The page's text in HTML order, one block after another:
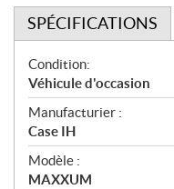
SPÉCIFICATIONS
S
p
é
c
i
f
i
Condition:
Véhicule d'occasion
Manufacturier :
Case IH
Modèle :
MAXXUM